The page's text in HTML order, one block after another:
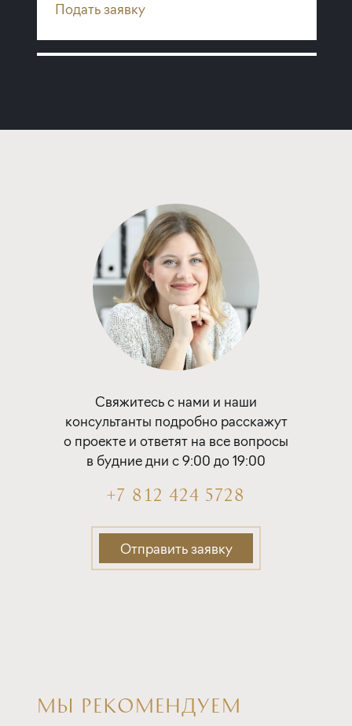
Подать заявку
до 30 лет
платёж
229 217 руб.
Подать заявку
Программа от Сбербанка
Покупка квартиры в строящемся доме
с субсидией от Застройщика
ставка
1-й взнос
до 30 лет
229 217 руб.
Подать заявку
ставка
1-й взнос
Свяжитесь с нами и наши
консультанты подробно расскажут
о проекте и ответят на все вопросы
в будние дни с 9:00 до 19:00
+7 812 424 5728
Отправить заявку
МЫ РЕКОМЕНДУЕМ